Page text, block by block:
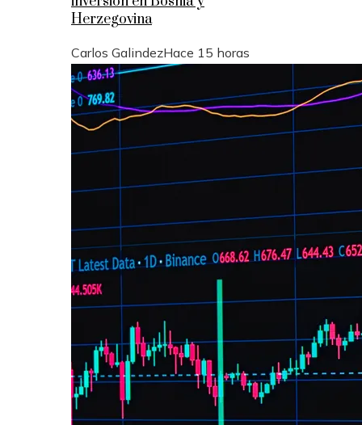
Herzegovina
Carlos GalindezHace 15 horas